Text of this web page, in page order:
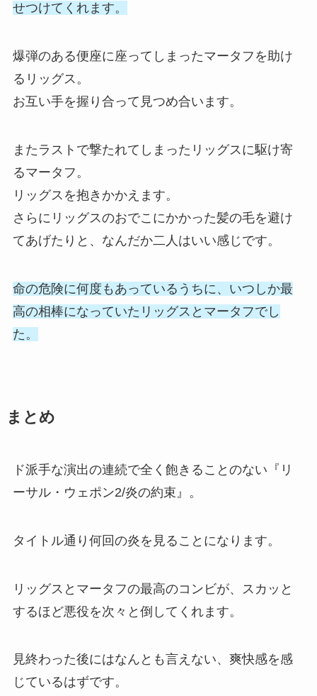
せつけてくれます。
爆弾のある便座に座ってしまったマータフを助け
るリッグス。
お互い手を握り合って見つめ合います。
またラストで撃たれてしまったリッグスに駆け寄
るマータフ。
リッグスを抱きかかえます。
さらにリッグスのおでこにかかった髪の毛を避け
てあげたりと、なんだか二人はいい感じです。
命の危険に何度もあっているうちに、いつしか最
高の相棒になっていたリッグスとマータフでし
た。
まとめ
ド派手な演出の連続で全く飽きることのない『リ
ーサル・ウェポン2/炎の約束』。
タイトル通り何回の炎を見ることになります。
リッグスとマータフの最高のコンビが、スカッと
するほど悪役を次々と倒してくれます。
見終わった後にはなんとも言えない、爽快感を感
じているはずです。